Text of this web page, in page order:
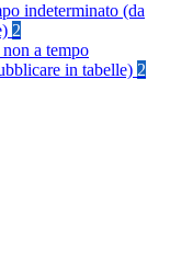
indeterminato (da
2
a tempo
in tabelle) 2